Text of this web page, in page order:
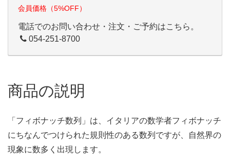
会員価格（5%OFF）
電話でのお問い合わせ・注文・ご予約はこちら。
054-251-8700
商品の説明
「フィボナッチ数列」は、イタリアの数学者フィボナッチ
にちなんでつけられた規則性のある数列ですが、自然界の
現象に数多く出現します。